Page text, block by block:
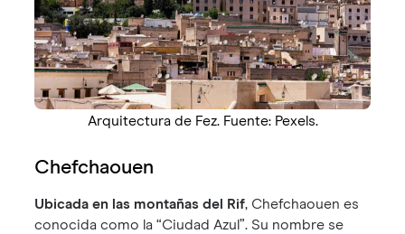
Arquitectura de Fez. Fuente: Pexels.
Chefchaouen
Ubicada en las montañas del Rif, Chefchaouen es
conocida como la “Ciudad Azul”. Su nombre se